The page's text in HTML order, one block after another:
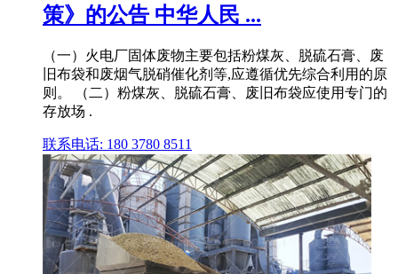
策》的公告 中华人民 ...
（一）火电厂固体废物主要包括粉煤灰、脱硫石膏、废
旧布袋和废烟气脱硝催化剂等,应遵循优先综合利用的原
则。 （二）粉煤灰、脱硫石膏、废旧布袋应使用专门的
存放场 .
联系电话: 180 3780 8511